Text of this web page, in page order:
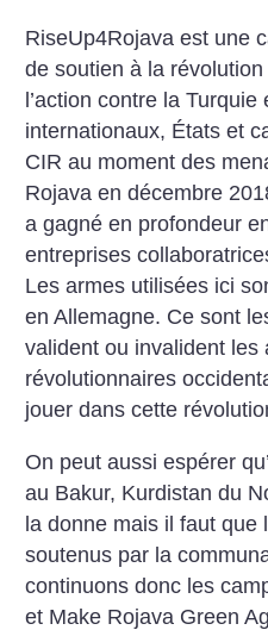
RiseUp4Rojava est une
de soutien à la
l’action contre la
internationaux, États et
CIR au moment des
Rojava en décembre
a gagné en profondeur
entreprises
Les armes utilisées ici
en Allemagne. Ce sont
valident ou invalident les
révolutionnaires
jouer dans cette
On peut aussi espérer
au Bakur, Kurdistan du
la donne mais il faut que
soutenus par la
continuons donc les
et Make Rojava Green